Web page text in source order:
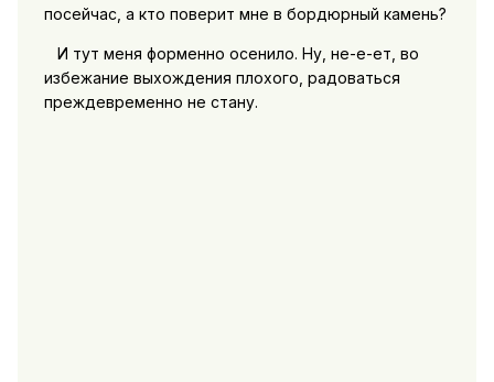
посейчас, а кто поверит мне в бордюрный камень?
И тут меня форменно осенило. Ну, не-е-ет, во
избежание выхождения плохого, радоваться
преждевременно не стану.